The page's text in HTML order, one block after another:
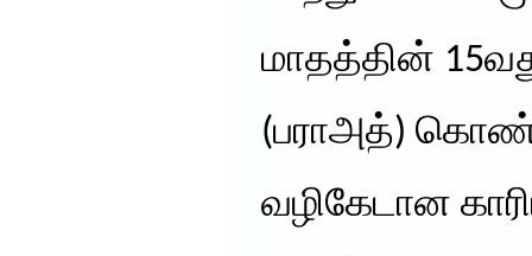
மாதத்தின்
(பராஅத்)
வழிகேடான